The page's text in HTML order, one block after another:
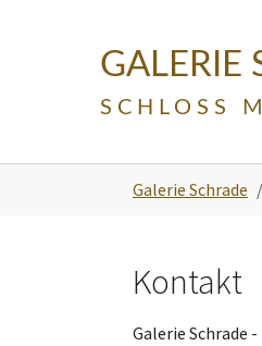
GALERIE
SCHLOSS
Galerie Schrade
Kontakt
Galerie Schrade